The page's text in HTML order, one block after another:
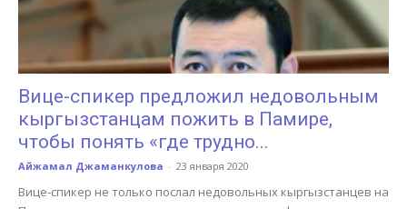
Вице-спикер предложил недовольным
кыргызстанцам пожить в Памире,
чтобы понять «где трудно...
Айжамал Джаманкулова - 23 января 2020
Вице-спикер не только послал недовольных кыргызстанцев на